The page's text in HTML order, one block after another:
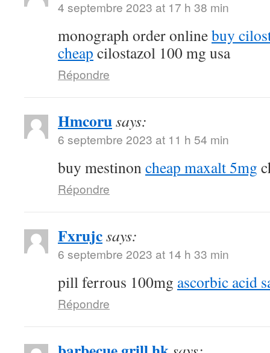
4 septembre 2023 at 17 h 38 min
monograph order onlinebuy
cheap cilostazol 100 mg usa
Répondre
Hmcorusays:
6 septembre 2023 at 11 h 54 min
buy mestinoncheap maxalt 5mg
Répondre
Fxrujcsays:
6 septembre 2023 at 14 h 33 min
pill ferrous 100mg ascorbic acid
Répondre